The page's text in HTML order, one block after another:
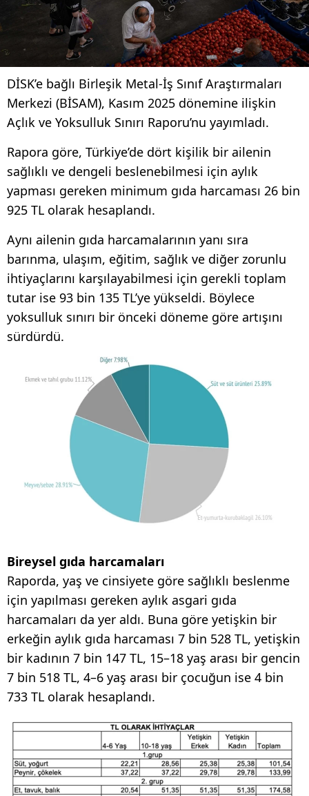
DİSK’e bağlı Birleşik Metal-İş Sınıf Araştırmaları
Merkezi (BİSAM), Kasım 2025 dönemine ilişkin
Açlık ve Yoksulluk Sınırı Raporu’nu yayımladı.
Rapora göre, Türkiye’de dört kişilik bir ailenin
sağlıklı ve dengeli beslenebilmesi için aylık
yapması gereken minimum gıda harcaması 26 bin
925 TL olarak hesaplandı.
Aynı ailenin gıda harcamalarının yanı sıra
barınma, ulaşım, eğitim, sağlık ve diğer zorunlu
ihtiyaçlarını karşılayabilmesi için gerekli toplam
tutar ise 93 bin 135 TL’ye yükseldi. Böylece
yoksulluk sınırı bir önceki döneme göre artışını
sürdürdü.
Bireysel gıda harcamaları
Raporda, yaş ve cinsiyete göre sağlıklı beslenme
için yapılması gereken aylık asgari gıda
harcamaları da yer aldı. Buna göre yetişkin bir
erkeğin aylık gıda harcaması 7 bin 528 TL, yetişkin
bir kadının 7 bin 147 TL, 15–18 yaş arası bir gencin
7 bin 518 TL, 4–6 yaş arası bir çocuğun ise 4 bin
733 TL olarak hesaplandı.